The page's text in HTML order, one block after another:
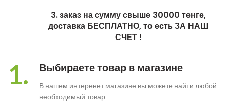
3. заказ на сумму свыше 30000 тенге,
доставка БЕСПЛАТНО, то есть ЗА НАШ
СЧЕТ !
1. Выбираете товар в магазине
В нашем интеренет магазине вы можете найти любой
необходимый товар